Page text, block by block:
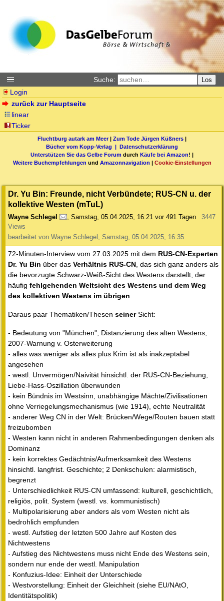
Suche: Los
Login
zurück zur Hauptseite
linear
Ticker
Fluchtburg autark am Meer| Zum Tode Jürgen Küßners |
Bücher vom Kopp-Verlag | Datenschutzerklärung
Unterstützen Sie das Gelbe Forum durch Käufe bei Amazon! |
Weitere Buchempfehlungen und Amazonnavigation | Cookie-Einstellungen
Dr. Yu Bin: Freunde, nicht Verbündete; RUS-CN u. der
kollektive Westen (mTuL)
Wayne Schlegel , Samstag, 05.04.2025, 16:21 vor 491 Tagen
3447
Views
bearbeitet von Wayne Schlegel, Samstag, 05.04.2025, 16:35
72-Minuten-Interview vom 27.03.2025 mit dem RUS-CN-Experten
Dr. Yu Bin über das Verhältnis RUS-CN, das sich ganz anders als
die bevorzugte Schwarz-Weiß-Sicht des Westens darstellt, der
häufig fehlgehenden Weltsicht des Westens und dem Weg
des kollektiven Westens im übrigen.
Daraus paar Thematiken/Thesen seinerSicht:
- Bedeutung von "München", Distanzierung des alten Westens,
2007-Warnung v. Osterweiterung
- alles was weniger als alles plus Krim ist als inakzeptabel
angesehen
- westl. Unvermögen/Naivität hinsichtl. der RUS-CN-Beziehung,
Liebe-Hass-Oszillation überwunden
- kein Bündnis im Westsinn, unabhängige Mächte/Zivilisationen
ohne Verriegelungsmechanismus (wie 1914), echte Neutralität
- anderer Weg CN in der Welt: Brücken/Wege/Routen bauen statt
freizubomben
- Westen kann nicht in anderen Rahmenbedingungen denken als
Dominanz
- kein korrektes Gedächtnis/Aufmerksamkeit des Westens
hinsichtl. langfrist. Geschichte; 2 Denkschulen: alarmistisch,
begrenzt
- Unterschiedlichkeit RUS-CN umfassend: kulturell, geschichtlich,
religiös, polit. System (westl. vs. kommunistisch)
- Multipolarisierung aber anders als vom Westen nicht als
bedrohlich empfunden
- westl. Aufstieg der letzten 500 Jahre auf Kosten des
Nichtwestens
- Aufstieg des Nichtwestens muss nicht Ende des Westens sein,
sondern nur ende der westl. Manipulation
- Konfuzius-Idee: Einheit der Unterschiede
- Westvorstellung: Einheit der Gleichheit (siehe EU/NAtO,
Identitätspolitik)